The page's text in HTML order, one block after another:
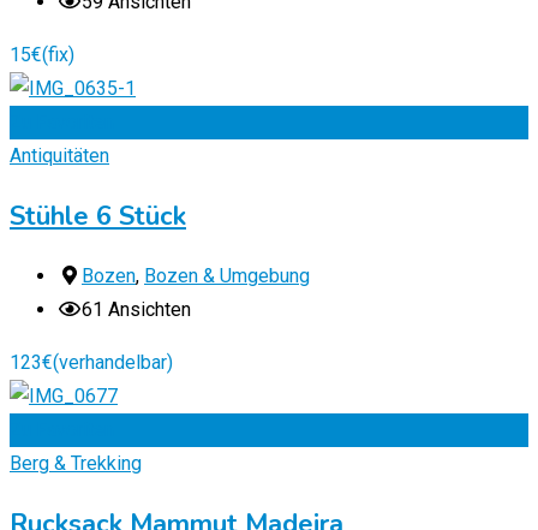
15€(fix)
Antiquitäten
Stühle 6 Stück
Bozen, Bozen & Umgebung
61 Ansichten
123€(verhandelbar)
Berg & Trekking